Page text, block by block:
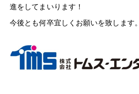
進をしてまいります！
今後とも何卒宜しくお願いを致します。